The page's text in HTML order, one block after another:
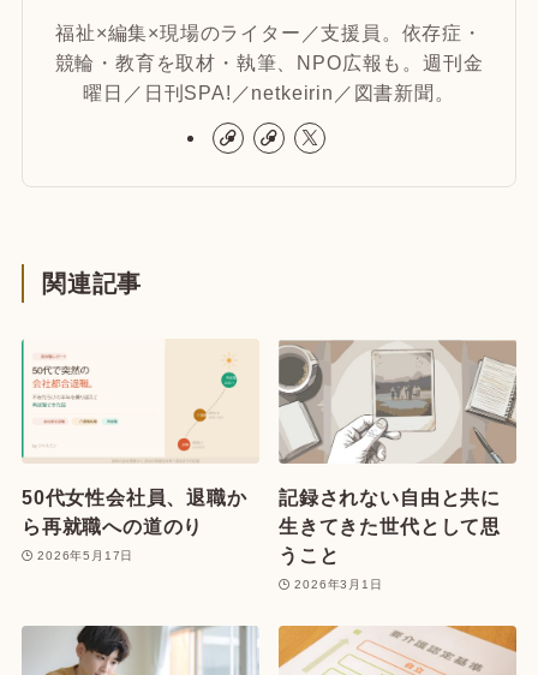
福祉×編集×現場のライター／支援員。依存症・
競輪・教育を取材・執筆、NPO広報も。週刊金
曜日／日刊SPA!／netkeirin／図書新聞。
関連記事
50代女性会社員、退職か
ら再就職への道のり
2026年5月17日
記録されない自由と共に
生きてきた世代として思
うこと
2026年3月1日